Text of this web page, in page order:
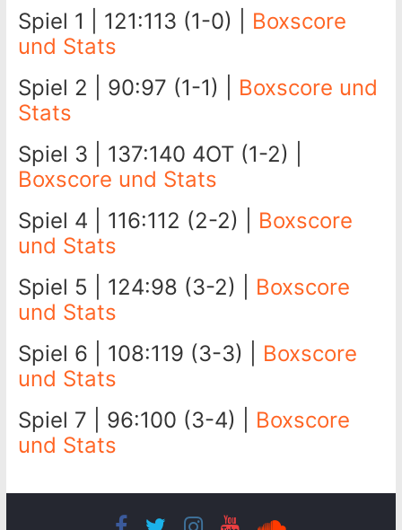
Spiel 1 | 121:113 (1-0) | Boxscore
und Stats
Spiel 2 | 90:97 (1-1) | Boxscore und
Stats
Spiel 3 | 137:140 4OT (1-2) |
Boxscore und Stats
Spiel 4 | 116:112 (2-2) | Boxscore
und Stats
Spiel 5 | 124:98 (3-2) | Boxscore
und Stats
Spiel 6 | 108:119 (3-3) | Boxscore
und Stats
Spiel 7 | 96:100 (3-4) | Boxscore
und Stats